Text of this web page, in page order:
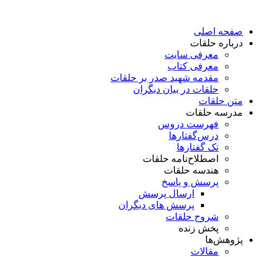
محتوا
صفحه اصلی
درباره حلقات
معرفی سایت
معرفی کتاب
مقدمه شهید صدر بر حلقات
حلقات در بیان دیگران
متن حلقات
مدرسه حلقات
فهرست دروس
درس‌گفتار‌ها
تک گفتارها
اصطلاح‌نامه حلقات
هندسه حلقات
پرسش و پاسخ
ارسال پرسش
پرسش های دیگران
شروح حلقات
پخش زنده
پژوهش‌ها
مقالات